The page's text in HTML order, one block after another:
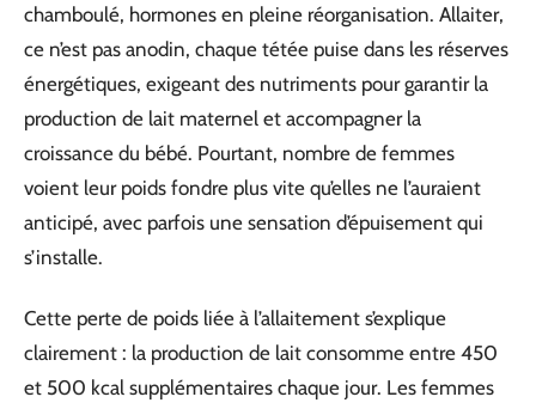
chamboulé, hormones en pleine réorganisation. Allaiter,
ce n’est pas anodin, chaque tétée puise dans les réserves
énergétiques, exigeant des nutriments pour garantir la
production de lait maternel et accompagner la
croissance du bébé. Pourtant, nombre de femmes
voient leur poids fondre plus vite qu’elles ne l’auraient
anticipé, avec parfois une sensation d’épuisement qui
s’installe.
Cette perte de poids liée à l’allaitement s’explique
clairement : la production de lait consomme entre 450
et 500 kcal supplémentaires chaque jour. Les femmes